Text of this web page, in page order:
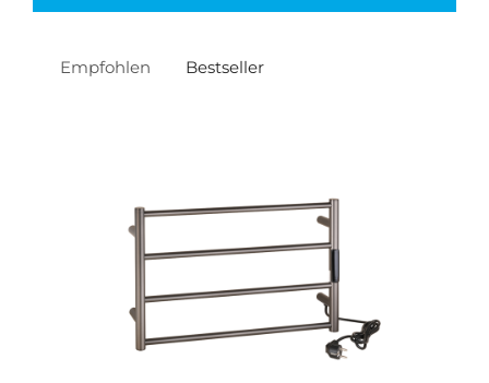
Empfohlen Bestseller